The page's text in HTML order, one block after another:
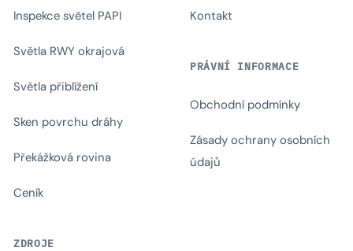
Inspekce světel PAPI
Světla RWY okrajová
Světla přiblížení
Sken povrchu dráhy
Překážková rovina
Ceník
ZDROJE
Kontakt
PRÁVNÍ INFORMACE
Obchodní podmínky
Zásady ochrany osobních
údajů